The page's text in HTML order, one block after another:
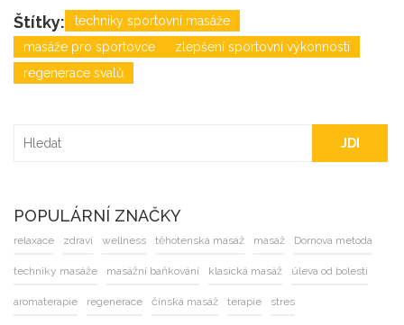
Štítky:
techniky sportovní masáže
masáže pro sportovce
zlepšení sportovní výkonnosti
regenerace svalů
JDI
POPULÁRNÍ ZNAČKY
relaxace zdraví wellness těhotenská masáž masáž Dornova metoda
techniky masáže masážní baňkování klasická masáž úleva od bolesti
aromaterapie regenerace čínská masáž terapie stres